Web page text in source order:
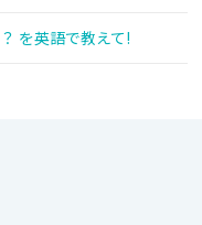
を英語で教えて!